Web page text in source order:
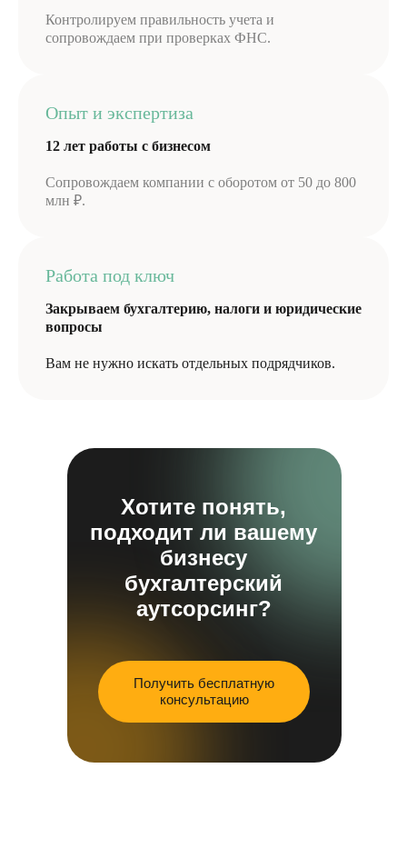
Контролируем правильность учета и
сопровождаем при проверках ФНС.
Опыт и экспертиза
12 лет работы с бизнесом
Сопровождаем компании с оборотом от 50 до 800
млн ₽.
Работа под ключ
Закрываем бухгалтерию, налоги и юридические
вопросы
Вам не нужно искать отдельных подрядчиков.
Хотите понять,
подходит ли вашему
бизнесу
бухгалтерский
аутсорсинг?
Получить бесплатную
консультацию